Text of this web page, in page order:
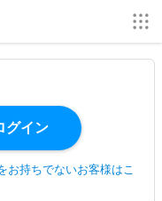
お持ちでないお客様はこ